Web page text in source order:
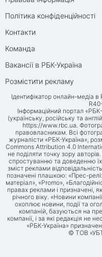
Політика конфіденційності
Контакти
Команда
Вакансії в РБК-Україна
Розмістити рекламу
Ідентифікатор онлайн-медіа в
Інформаційний портал
(українську, російську та
https://www.rbc.ua.
правовласникам. Всі
журналісти «РБК-Україна»,
Commons Attribution 4.0
не поділяти точку зору
спростуванню та доведенню їх
зміст реклами
позначені плашкою: «Прес-
матеріал», «Promo»,
правах реклами і призначені,
річного віку. «Новини
охоплює новини, події та
компаній, базуються на
компанії, і за які редакція не
«РБК-Україна»
© ТОВ